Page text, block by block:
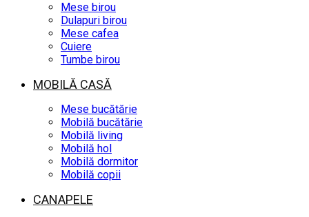
Mese birou
Dulapuri birou
Mese cafea
Cuiere
Tumbe birou
MOBILĂ CASĂ
Mese bucătărie
Mobilă bucătărie
Mobilă living
Mobilă hol
Mobilă dormitor
Mobilă copii
CANAPELE